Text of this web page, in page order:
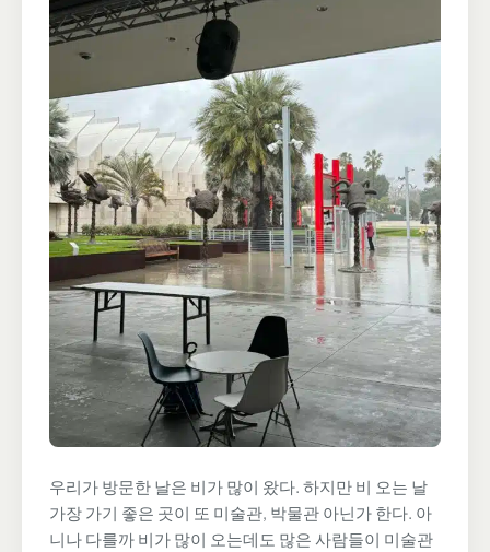
우리가 방문한 날은 비가 많이 왔다. 하지만 비 오는 날
가장 가기 좋은 곳이 또 미술관, 박물관 아닌가 한다. 아
니나 다를까 비가 많이 오는데도 많은 사람들이 미술관